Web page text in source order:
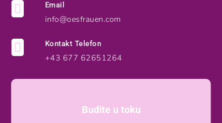
 Email
info@oesfrauen.com
 Kontakt Telefon
+43 677 62651264
Budite u toku